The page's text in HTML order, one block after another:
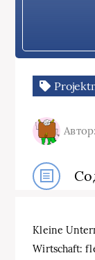
Автор:
Kleine
Wirtschaft: